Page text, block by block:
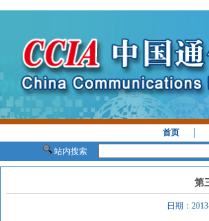
首页
站内搜索
第
日期：